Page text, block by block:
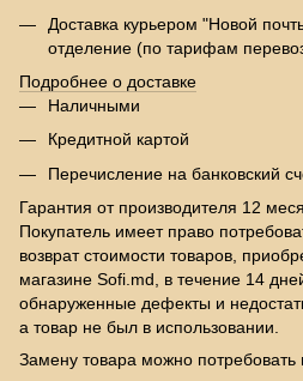
Доставка курьером "Новой
отделение (по тарифам
Подробнее о доставке
Наличными
Кредитной картой
Перечисление на банковский
Гарантия от производителя 12
Покупатель имеет право
возврат стоимости товаров,
магазине Sofi.md, в течение 14
обнаруженные дефекты и
а товар не был в использовании.
Замену товара можно